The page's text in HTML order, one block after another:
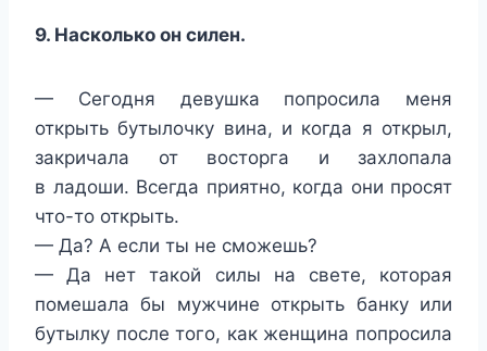
9. Насколько он силен.
— Сегодня девушка попросила меня
открыть бутылочку вина, и когда я открыл,
закричала от восторга и захлопала
в ладоши. Всегда приятно, когда они просят
что-то открыть.
— Да? А если ты не сможешь?
— Да нет такой силы на свете, которая
помешала бы мужчине открыть банку или
бутылку после того, как женщина попросила